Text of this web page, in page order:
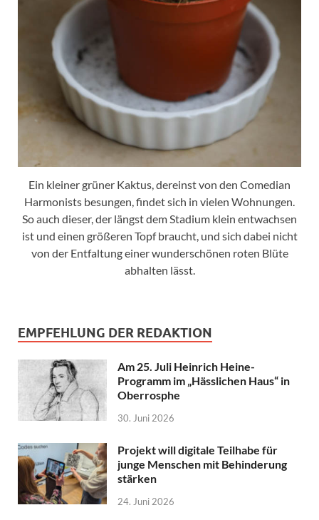
Ein kleiner grüner Kaktus, dereinst von den Comedian
Harmonists besungen, findet sich in vielen Wohnungen.
So auch dieser, der längst dem Stadium klein entwachsen
ist und einen größeren Topf braucht, und sich dabei nicht
von der Entfaltung einer wunderschönen roten Blüte
abhalten lässt.
EMPFEHLUNG DER REDAKTION
Am 25. Juli Heinrich Heine-
Programm im „Hässlichen Haus“ in
Oberrosphe
30. Juni 2026
Projekt will digitale Teilhabe für
junge Menschen mit Behinderung
stärken
24. Juni 2026